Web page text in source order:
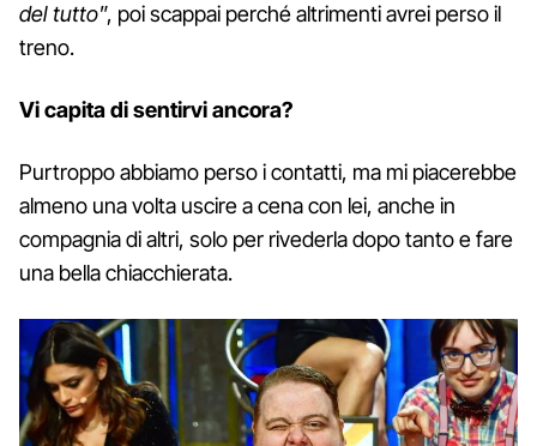
del tutto”, poi scappai perché altrimenti avrei perso il
treno.
Vi capita di sentirvi ancora?
Purtroppo abbiamo perso i contatti, ma mi piacerebbe
almeno una volta uscire a cena con lei, anche in
compagnia di altri, solo per rivederla dopo tanto e fare
una bella chiacchierata.